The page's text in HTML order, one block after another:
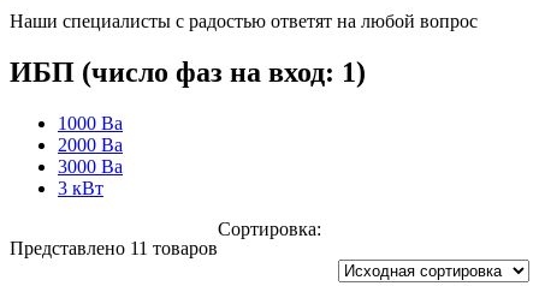
Наши специалисты с радостью ответят на любой вопрос
ИБП (число фаз на вход: 1)
1000 Ва
2000 Ва
3000 Ва
3 кВт
Представлено 11 товаров
Сортировка: